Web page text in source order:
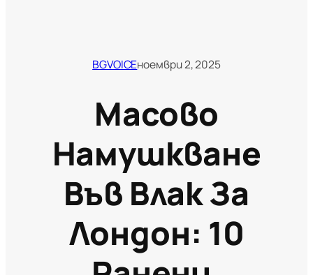
BGVOICEноември 2, 2025
Масово
Намушкване
Във Влак За
Лондон: 10